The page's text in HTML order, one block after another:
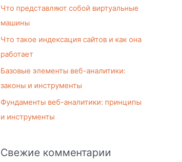
Что представляют собой виртуальные
машины
Что такое индексация сайтов и как она
работает
Базовые элементы веб-аналитики:
законы и инструменты
Фундаменты веб-аналитики: принципы
и инструменты
Свежие комментарии